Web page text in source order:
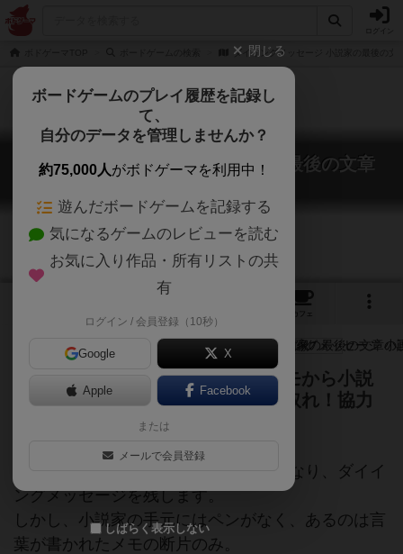
ダイイングメッセージ 小説家の最後の文
ダイイングメッセージ 小説家の最後の文章
Dying Message
カフェ
小説家が殺された！？数少ないメモから小説
家のダイイングメッセージを読み取れ！協力
プレイヤーの一人は死にゆく小説家となり、ダイイ
ングメッセージを残します。
しかし、小説家の手元にはペンがなく、あるのは言
葉が書かれたメモの断片のみ。
閉じる
ボードゲームのプレイ履歴を記録し
て、
自分のデータを管理しませんか？
約75,000人がボドゲーマを利用中！
遊んだボードゲームを記録する
気になるゲームのレビューを読む
お気に入り作品・所有リストの共
有
ログイン / 会員登録（10秒）
Google X
Apple Facebook
または
メールで会員登録
しばらく表示しない